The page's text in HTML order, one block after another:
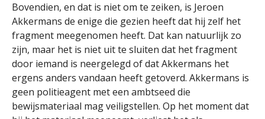
Bovendien, en dat is niet om te zeiken, is Jeroen
Akkermans de enige die gezien heeft dat hij zelf het
fragment meegenomen heeft. Dat kan natuurlijk zo
zijn, maar het is niet uit te sluiten dat het fragment
door iemand is neergelegd of dat Akkermans het
ergens anders vandaan heeft getoverd. Akkermans is
geen politieagent met een ambtseed die
bewijsmateriaal mag veiligstellen. Op het moment dat